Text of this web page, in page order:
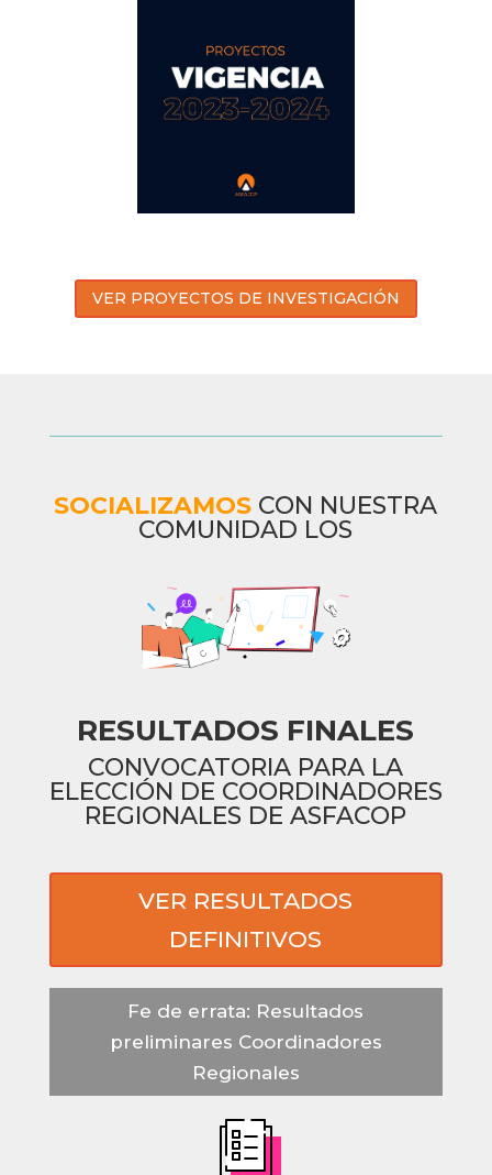
VER PROYECTOS DE INVESTIGACIÓN
SOCIALIZAMOS CON NUESTRA
COMUNIDAD LOS
RESULTADOS FINALES
CONVOCATORIA PARA LA
ELECCIÓN DE COORDINADORES
REGIONALES DE ASFACOP
VER RESULTADOS
DEFINITIVOS
Fe de errata: Resultados
preliminares Coordinadores
Regionales